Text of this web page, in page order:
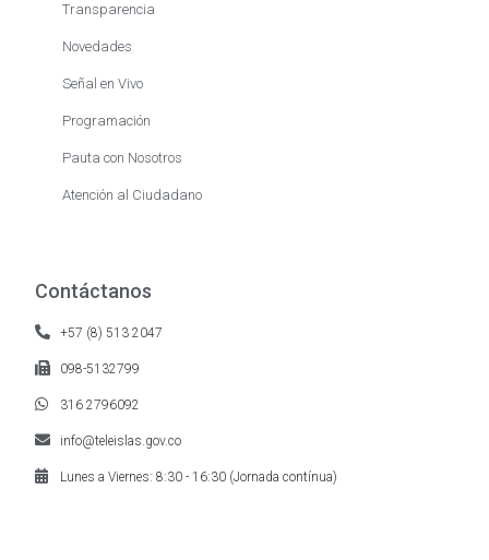
Transparencia
Novedades
Señal en Vivo
Programación
Pauta con Nosotros
Atención al Ciudadano
Contáctanos
+57 (8) 513 2047
098-5132799
316 2796092
info@teleislas.gov.co
Lunes a Viernes: 8:30 - 16:30 (Jornada contínua)